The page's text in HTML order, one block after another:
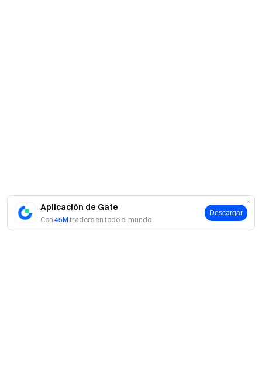
Aplicación de Gate
Con 45M traders en todo el mundo
Descargar